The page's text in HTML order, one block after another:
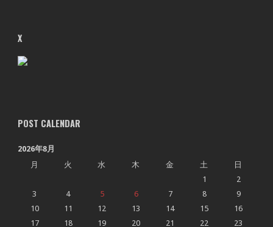
X
POST CALENDAR
2026年8月
月
火 水 木 金 土
日
1
2
3
4 5 6 7 8
9
10
11 12 13 14 15
16
17
18 19 20 21 22
23